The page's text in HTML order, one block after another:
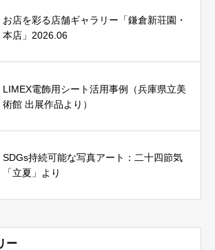
お店を彩る店舗ギャラリー「鎌倉新荘園・
本店」2026.06
LIMEX電飾用シート活用事例（兵庫県立美
術館 出展作品より）
SDGs持続可能な写真アート：二十四節気
「立夏」より
ー